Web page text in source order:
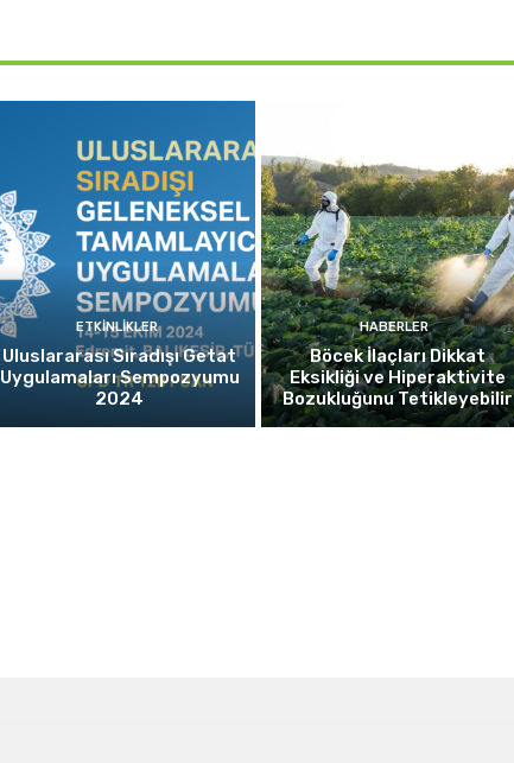
ETKINLIKLER
Uluslararası Sıradışı Getat
Uygulamaları Sempozyumu
2024
HABERLER
Böcek İlaçları Dikkat
Eksikliği ve Hiperaktivite
Bozukluğunu Tetikleyebilir